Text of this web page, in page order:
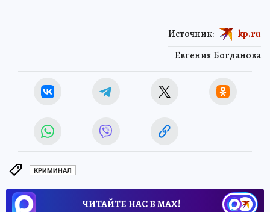
Евгения Богданова
Источник: kp.ru
КРИМИНАЛ
ЧИТАЙТЕ НАС В МАХ!